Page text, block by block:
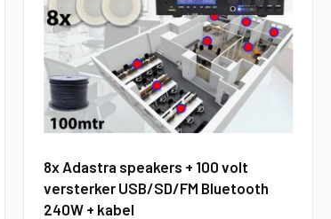
8x Adastra speakers + 100 volt
versterker USB/SD/FM Bluetooth
240W + kabel